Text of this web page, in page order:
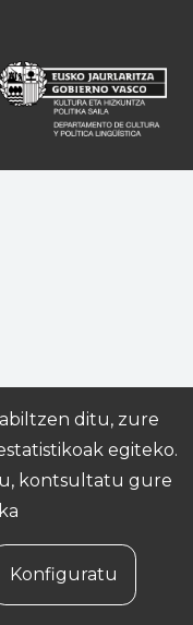
ditu, zure
egiteko.
kontsultatu gure
Konfiguratu